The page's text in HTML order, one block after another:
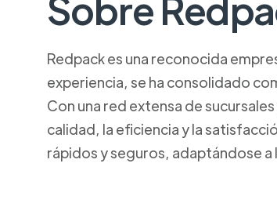
Redpack es una reconocida
experiencia, se ha consolidado
Con una red extensa de
calidad, la eficiencia y la
rápidos y seguros, adaptándose